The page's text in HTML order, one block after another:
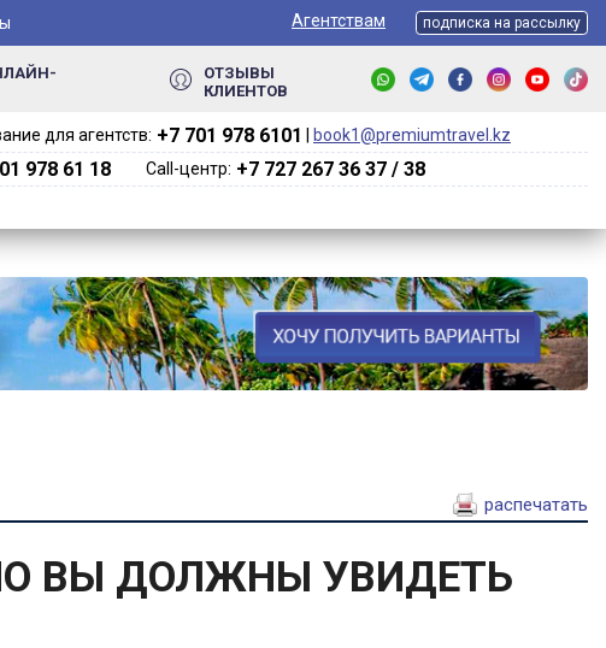
Агентствам подписка на рассылку
ОТЗЫВЫ
КЛИЕНТОВ
для агентств: +7 701 978 6101‬
book1@premiumtravel.kz
978 61 18 Call-центр: +7 727 267 36 37 / 38
распечатать
ВЫ ДОЛЖНЫ УВИДЕТЬ